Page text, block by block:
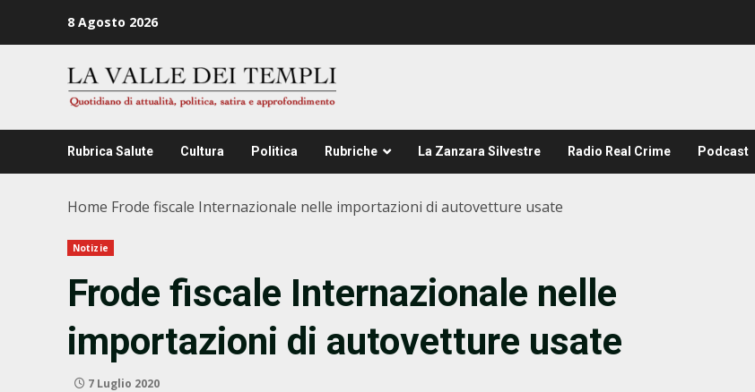
8 Agosto 2026
Rubrica Salute Cultura Politica Rubriche La Zanzara Silvestre Radio Real Crime Podcast
Home Frode fiscale Internazionale nelle importazioni di autovetture usate
Notizie
Frode fiscale Internazionale nelle
importazioni di autovetture usate
7 Luglio 2020